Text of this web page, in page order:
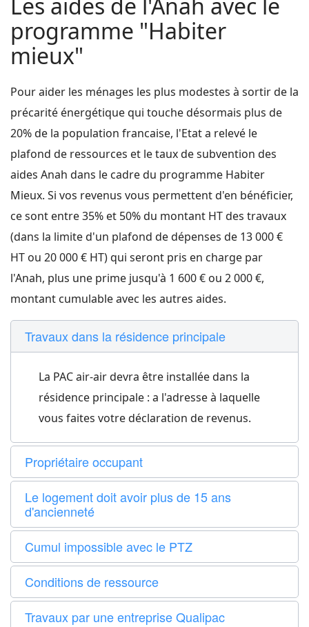
Les aides de l'Anah avec le
programme "Habiter
mieux"
Pour aider les ménages les plus modestes à sortir de la
précarité énergétique qui touche désormais plus de
20% de la population francaise, l'Etat a relevé le
plafond de ressources et le taux de subvention des
aides Anah dans le cadre du programme Habiter
Mieux. Si vos revenus vous permettent d'en bénéficier,
ce sont entre 35% et 50% du montant HT des travaux
(dans la limite d'un plafond de dépenses de 13 000 €
HT ou 20 000 € HT) qui seront pris en charge par
l'Anah, plus une prime jusqu'à 1 600 € ou 2 000 €,
montant cumulable avec les autres aides.
Travaux dans la résidence principale
La PAC air-air devra être installée dans la
résidence principale : a l'adresse à laquelle
vous faites votre déclaration de revenus.
Propriétaire occupant
Le logement doit avoir plus de 15 ans
d'ancienneté
Cumul impossible avec le PTZ
Conditions de ressource
Travaux par une entreprise Qualipac